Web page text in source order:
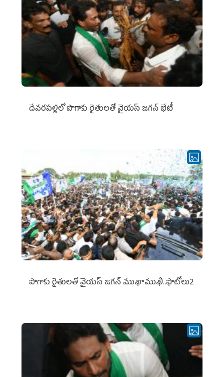
దేవరపల్లిలో పొగాకు రైతులతో వైయస్ జగన్ భేటీ
పొగాకు రైతుల‌తో వైయ‌స్ జ‌గ‌న్ ముఖాముఖి..ఫొటోలు2